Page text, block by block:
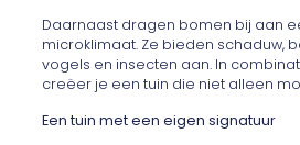
Daarnaast dragen bomen bij aan
microklimaat. Ze bieden schaduw,
vogels en insecten aan. In
creëer je een tuin die niet alleen
Een tuin met een eigen signatuur